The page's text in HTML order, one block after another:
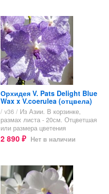
Орхидея V. Pats Delight Blue
Wax x V.coerulea (отцвела)
/ v36 / Из Азии. В корзинке,
размах листа - 20см. Отцветшая
или размера цветения
2 890 ₽ Нет в наличии